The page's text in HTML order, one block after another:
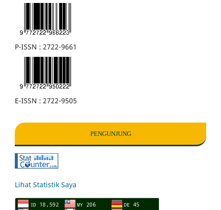
P-ISSN : 2722-9661
E-ISSN : 2722-9505
PENGUNJUNG
Lihat Statistik Saya